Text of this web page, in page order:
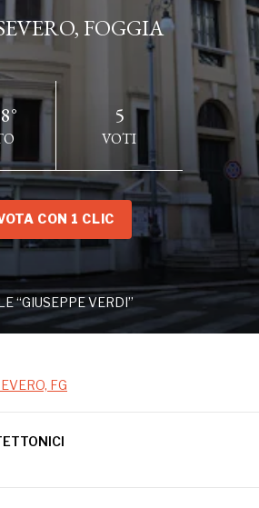
FOGGIA
5
VOTI
CON 1 CLIC
“GIUSEPPE VERDI”
FG
FG